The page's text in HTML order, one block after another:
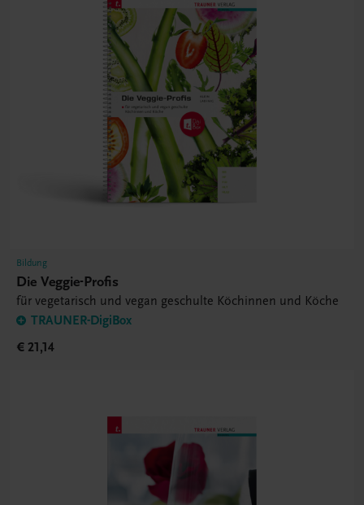
Bildung
Die Veggie-Profis
für vegetarisch und vegan geschulte Köchinnen und Köche
TRAUNER-DigiBox
€ 21,14